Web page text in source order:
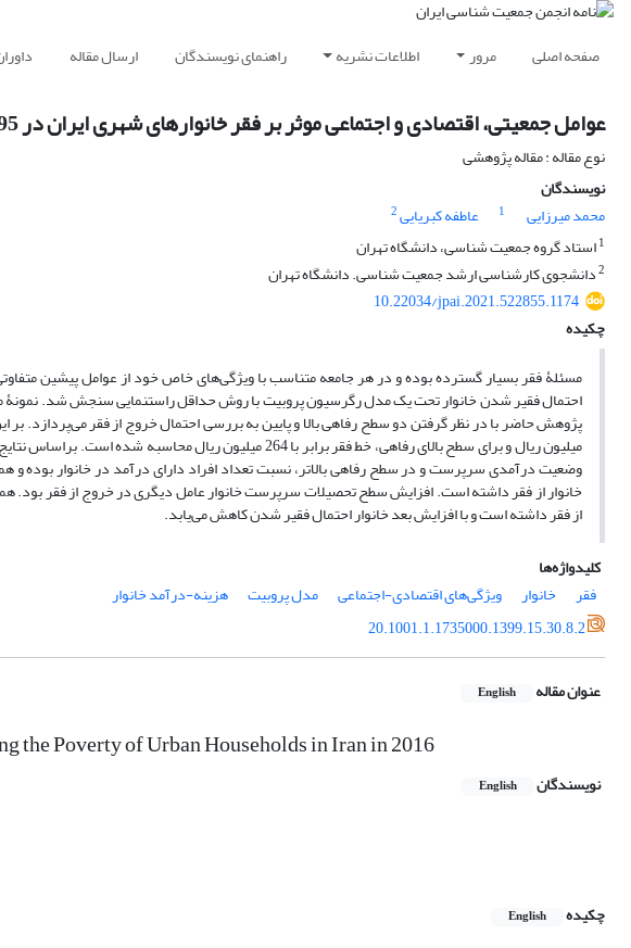
صفحه اصلی مرور اطلاعات نشریه راهنمای نویسندگان ارسال مقاله
عوامل جمعیتی، اقتصادی و اجتماعی موثر بر فقر خانوارهای شهری ایران در 1395
نوع مقاله : مقاله پژوهشی
نویسندگان
محمد میرزایی
1 عاطفه کبریایی2
1استاد گروه جمعیت شناسی، دانشگاه تهران
2دانشجوی کارشناسی ارشد جمعیت شناسی. دانشگاه تهران
10.22034/jpai.2021.522855.1174
چکیده
میلیون ریال و برای سطح بالای رفاهی، خط فقر برابر با 264
وضعیت درآمدی سرپرست و در سطح رفاهی بالاتر، نسبت تعداد افراد دارای درآمد در خانوار بوده و
خانوار از فقر داشته است. افزایش سطح تحصیلات سرپرست خانوار عامل دیگری در خروج از فقر بود.
از فقر داشته است و با افزایش بعد خانوار احتمال فقیر شدن کاهش می‌یابد.
کلیدواژه‌ها
فقر
خانوار ویژگی‌های اقتصادی-اجتماعی مدل پروبیت
هزینه-درآمد خانوار
20.1001.1.1735000.1399.15.30.8.2
عنوان مقاله English
the Poverty of Urban Households in Iran in 2016
نویسندگان English
چکیده
English